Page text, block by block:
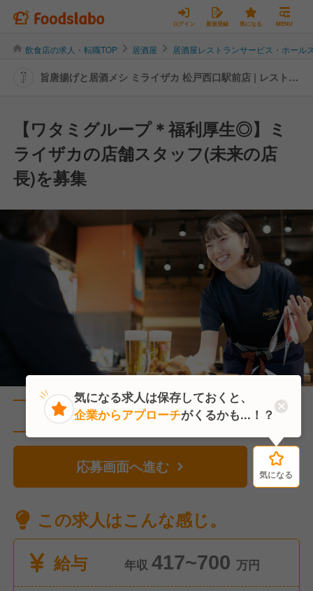
ログイン 新規登録 気になる MENU
飲食店の求人・転職TOP 居酒屋 居酒屋レストランサービス・ホール
旨唐揚げと居酒メシ ミライザカ 松戸西口駅前店 | レストラ
【ワタミグループ＊福利厚生◎】ミ
ライザカの店舗スタッフ(未来の店
長)を募集
直近2人がこの求人を検討中
応募画面へ進む 気になる
この求人はこんな感じ。
給与
年収 417~700 万円
気になる
気になる求人は保存しておくと、
企業からアプローチがくるかも...！？